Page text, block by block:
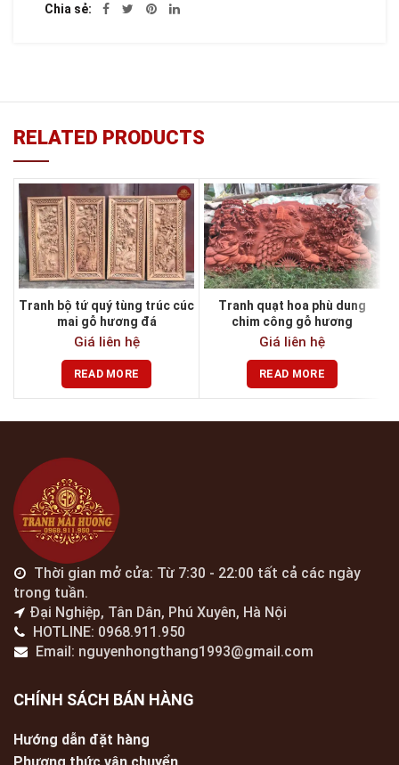
Chia sẻ
RELATED PRODUCTS
Tranh bộ tứ quý tùng trúc cúc
mai gỗ hương đá
Giá liên hệ
READ MORE
Tranh quạt hoa phù dung
chim công gỗ hương
Giá liên hệ
READ MORE
Thời gian mở cửa: Từ 7:30 - 22:00 tất cả các ngày
trong tuần.
Đại Nghiệp, Tân Dân, Phú Xuyên, Hà Nội
HOTLINE: 0968.911.950
Email: nguyenhongthang1993@gmail.com
CHÍNH SÁCH BÁN HÀNG
Hướng dẫn đặt hàng